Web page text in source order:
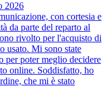
2026
con cortesia e
da parte del reparto al
rivolto per l'acquisto di
usato. Mi sono state
per poter meglio decidere
online. Soddisfatto, ho
che mi è stato